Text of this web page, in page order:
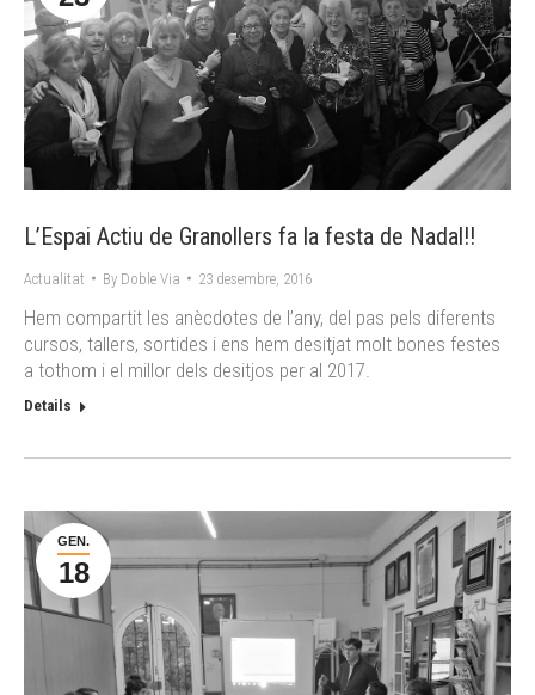
L’Espai Actiu de Granollers fa la festa de Nadal!!
Actualitat By Doble Via 23 desembre, 2016
Hem compartit les anècdotes de l’any, del pas pels diferents
cursos, tallers, sortides i ens hem desitjat molt bones festes
a tothom i el millor dels desitjos per al 2017.
Details
GEN.
18